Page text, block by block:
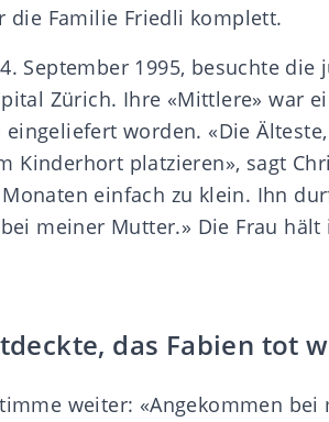
die Familie Friedli komplett.
September 1995, besuchte
Zürich. Ihre «Mittlere» war
worden. «Die
Kinderhort platzieren», sagt
einfach zu klein. Ihn
meiner Mutter.» Die Frau
das Fabien tot
weiter: «Angekommen bei